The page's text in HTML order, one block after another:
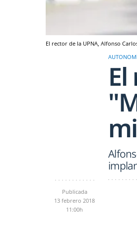
El rector de la UPNA, Alfonso
Publicada
13 febrero 2018
11:00h